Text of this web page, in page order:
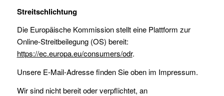
Streitschlichtung
Die Europäische Kommission stellt eine Plattform zur
Online-Streitbeilegung (OS) bereit:
https://ec.europa.eu/consumers/odr.
Unsere E-Mail-Adresse finden Sie oben im Impressum.
Wir sind nicht bereit oder verpflichtet, an